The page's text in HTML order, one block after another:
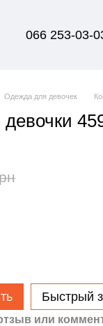
066 253-03-
Одежда для девочек
Быстрый
или